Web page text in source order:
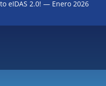
eIDAS 2.0! — Enero 2026